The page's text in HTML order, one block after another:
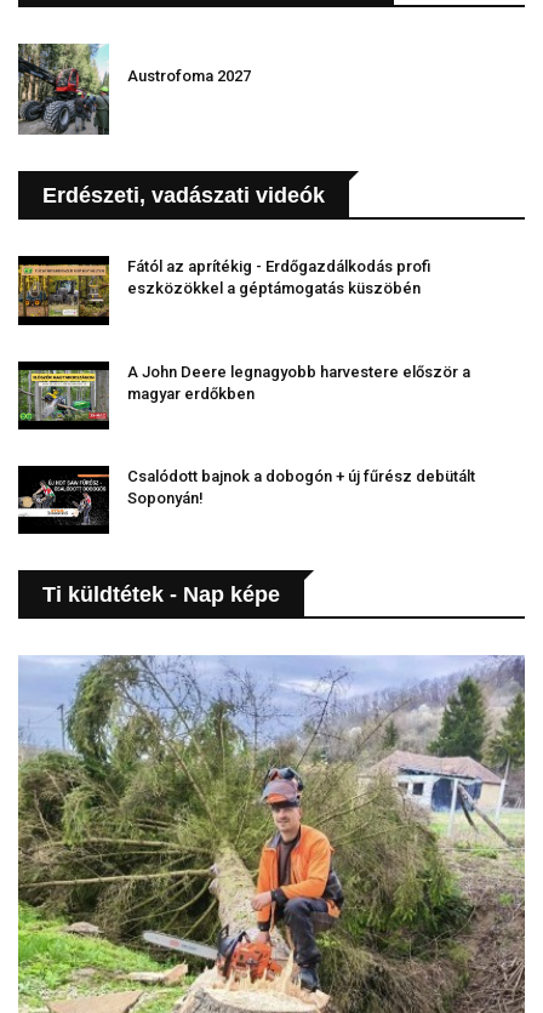
Austrofoma 2027
Erdészeti, vadászati videók
Fától az aprítékig - Erdőgazdálkodás profi
eszközökkel a géptámogatás küszöbén
A John Deere legnagyobb harvestere először a
magyar erdőkben
Csalódott bajnok a dobogón + új fűrész debütált
Soponyán!
Ti küldtétek - Nap képe